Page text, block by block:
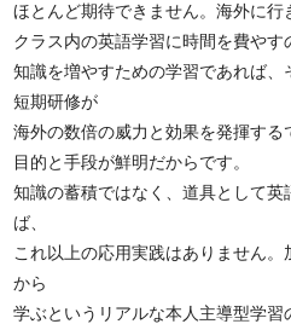
ほとんど期待できません。海外に行
クラス内の英語学習に時間を費やす
知識を増やすための学習であれば
短期研修が
海外の数倍の威力と効果を発揮する
目的と手段が鮮明だからです。
知識の蓄積ではなく、道具として
ば、
これ以上の応用実践はありません。
から
学ぶというリアルな本人主導型学習